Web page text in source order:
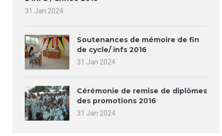
31 Jan 2024
Soutenances de mémoire de fin
de cycle/ infs 2016
31 Jan 2024
Cérémonie de remise de diplômes
des promotions 2016
31 Jan 2024